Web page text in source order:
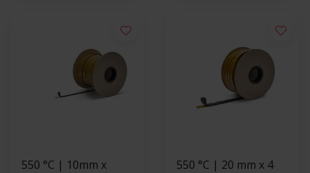
550 °C | 10mm x
550 °C | 20 mm x 4